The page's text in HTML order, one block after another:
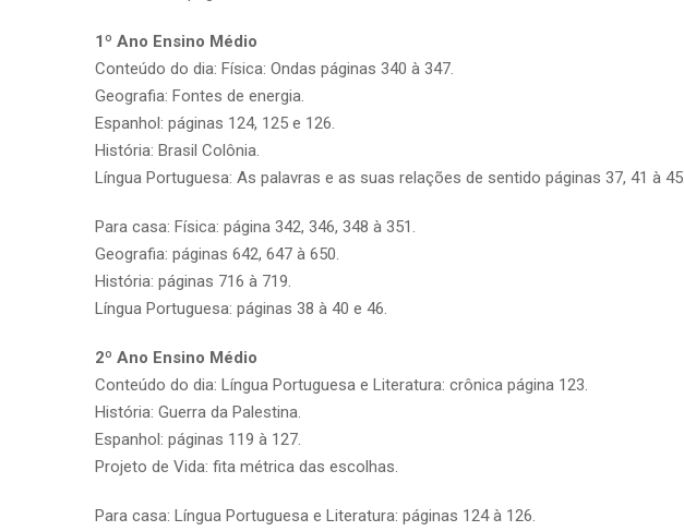
1º Ano Ensino Médio
Conteúdo do dia: Física: Ondas páginas 340 à 347.
Geografia: Fontes de energia.
Espanhol: páginas 124, 125 e 126.
História: Brasil Colônia.
Língua Portuguesa: As palavras e as suas relações de sentido páginas 37, 41 à 45.
Para casa: Física: página 342, 346, 348 à 351.
Geografia: páginas 642, 647 à 650.
História: páginas 716 à 719.
Língua Portuguesa: páginas 38 à 40 e 46.
2º Ano Ensino Médio
Conteúdo do dia: Língua Portuguesa e Literatura: crônica página 123.
História: Guerra da Palestina.
Espanhol: páginas 119 à 127.
Projeto de Vida: fita métrica das escolhas.
Para casa: Língua Portuguesa e Literatura: páginas 124 à 126.